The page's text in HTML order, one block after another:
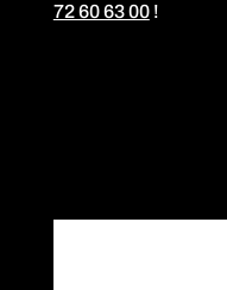
72 60 63 00!